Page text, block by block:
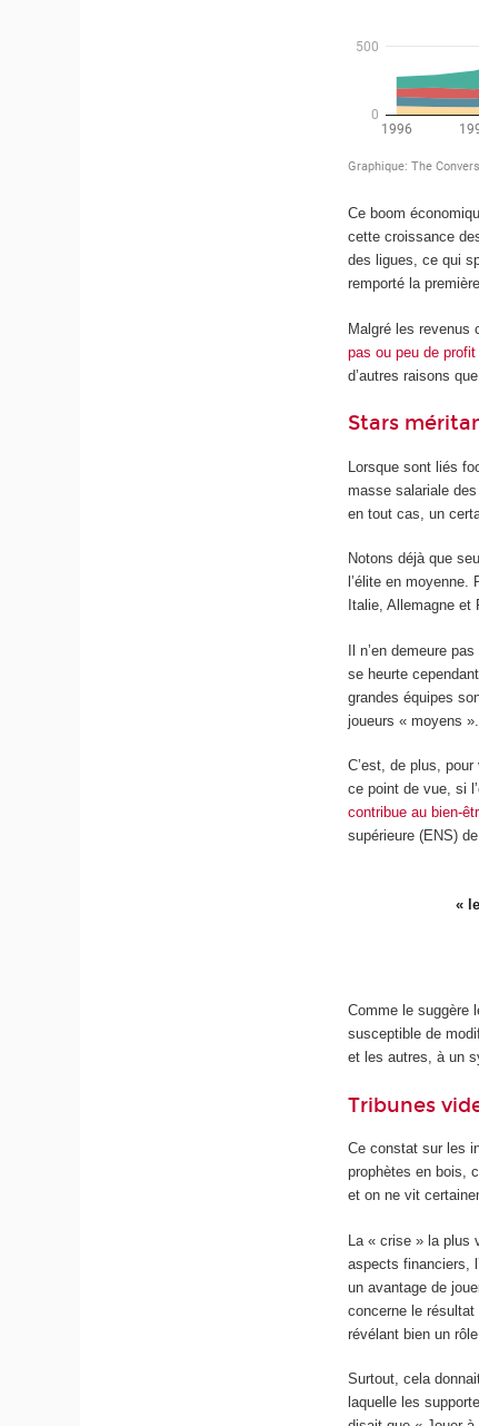
Ce boom
cette croissance
des ligues, ce qui
remporté la
Malgré les revenus
pas ou peu de profit
d’autres raisons
Stars
Lorsque sont liés
masse salariale
en tout cas, un
Notons déjà que
l’élite en
Italie, Allemagne
Il n’en demeure
se heurte
grandes équipes
joueurs « moyens ».
C’est, de plus,
ce point de vue, si
contribue au bien-
supérieure (ENS)
«
Comme le suggère
susceptible de
et les autres, à un
Tribunes
Ce constat sur les
prophètes en bois,
et on ne vit
La « crise » la plus
aspects financiers,
un avantage de
concerne le
révélant bien un
Surtout, cela
laquelle les